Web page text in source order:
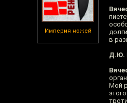
Империя ножей
в
Д.Ю.
Мой